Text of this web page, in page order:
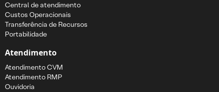
Central de atendimento
Custos Operacionais
Transferência de Recursos
Portabilidade
Atendimento
Atendimento CVM
Atendimento RMP
Ouvidoria